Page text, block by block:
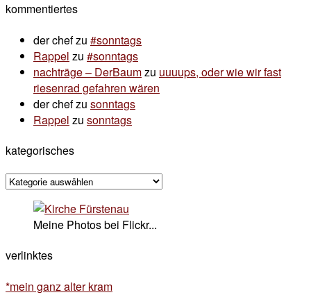
kommentiertes
der chefzu #sonntags
Rappel zu #sonntags
nachträge – DerBaumzu uuuups, oder wie wir fast
riesenrad gefahren wären
der chefzu sonntags
Rappel zu sonntags
kategorisches
kategorisches
Meine Photos bei Flickr...
verlinktes
*mein ganz alter kram